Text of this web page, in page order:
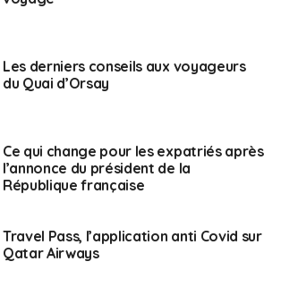
Les derniers conseils aux voyageurs
du Quai d’Orsay
Ce qui change pour les expatriés après
l’annonce du président de la
République française
Travel Pass, l’application anti Covid sur
Qatar Airways